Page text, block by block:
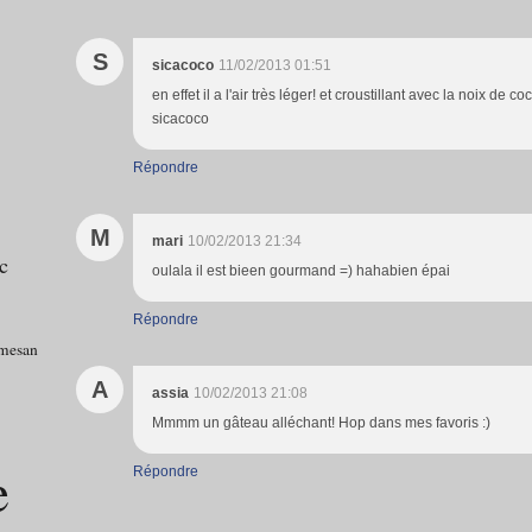
S sicacoco 11/02/2013 01:51
en effet il a l'air très léger! et croustillant avec la noix de
sicacoco
Répondre
M mari 10/02/2013 21:34
oulala il est bieen gourmand =) hahabien épai
Répondre
A assia 10/02/2013 21:08
Mmmm un gâteau alléchant! Hop dans mes favoris :)
Répondre